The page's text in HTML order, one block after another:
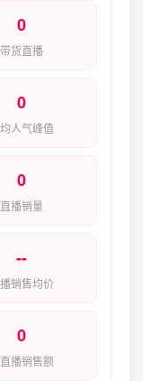
0
带货直播
0
人气峰值
0
直播销量
--
销售均价
0
播销售额